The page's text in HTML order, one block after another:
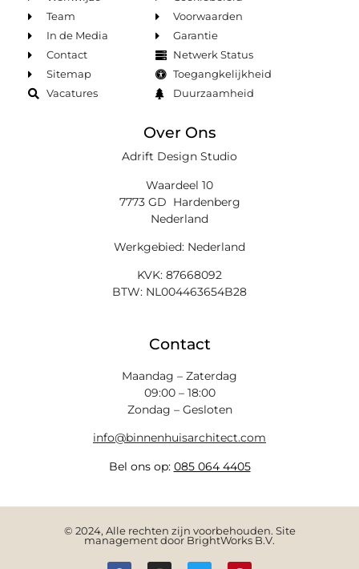
Team
In de Media
Contact
Sitemap
Vacatures
Voorwaarden
Garantie
Netwerk Status
Toegangkelijkheid
Duurzaamheid
Over Ons
Adrift Design Studio
Waardeel 10
7773 GD Hardenberg
Nederland
Werkgebied: Nederland
KVK: 87668092
BTW: NL004463654B28
Contact
Maandag – Zaterdag
09:00 – 18:00
Zondag – Gesloten
info@binnenhuisarchitect.com
Bel ons op: 085 064 4405
© 2024, Alle rechten zijn voorbehouden. Site
management door BrightWorks B.V.